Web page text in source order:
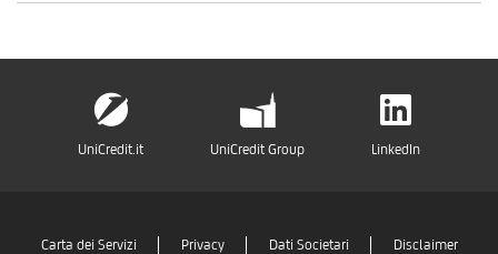
UniCredit.it UniCredit Group LinkedIn
Carta dei Servizi Privacy Dati Societari Disclaimer